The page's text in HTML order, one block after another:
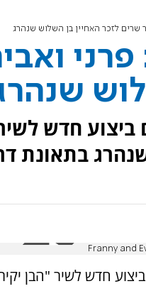
שרים לזכר האחיין בן השלוש שנהרג
פרני
ביצוע חדש
בתאונת
חדש לשיר "הבן